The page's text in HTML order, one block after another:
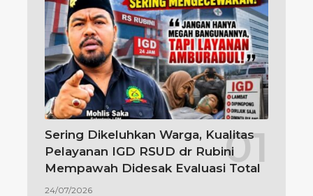
Sering Dikeluhkan Warga, Kualitas
Pelayanan IGD RSUD dr Rubini
Mempawah Didesak Evaluasi Total
24/07/2026